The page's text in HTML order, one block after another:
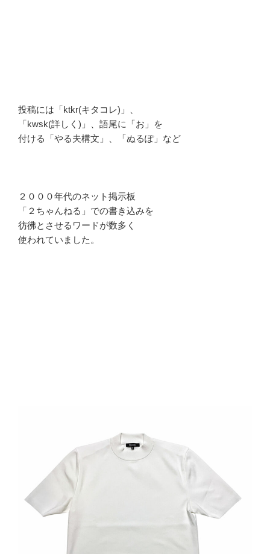
投稿には「ktkr(キタコレ)」、
「kwsk(詳しく)」、語尾に「お」を
付ける「やる夫構文」、「ぬるぽ」など
２０００年代のネット掲示板
「２ちゃんねる」での書き込みを
彷彿とさせるワードが数多く
使われていました。